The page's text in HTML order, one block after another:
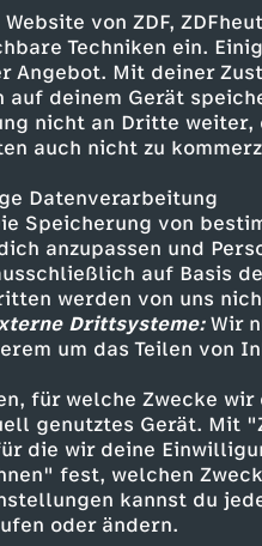
von ZDF,
Techniken ein.
Angebot. Mit deiner
auf deinem Gerät
nicht an Dritte
auch nicht zu
Datenverarbeitung
Speicherung von
anzupassen und
auf Basis
werden von uns
Drittsysteme:Wir
um das Teilen von
für welche Zwecke
genutztes Gerät. Mit
die wir deine
fest, welchen
kannst du
oder ändern.
Mitri Sirin will mit
gern mal
vor einer
Mitri Sirin kommt
den Selbsttest:
zu senken,
Boni ausgezahlt
Bank in
eingeführt. Mit
Doch es gibt
Sirin trifft etwa
Blaumachern auf
Gründer Wolfgang
ihm lege man
erzählt er. Deshalb